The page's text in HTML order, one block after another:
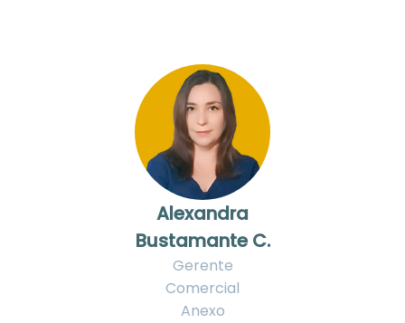
Alexandra
Bustamante C.
Gerente
Comercial
Anexo